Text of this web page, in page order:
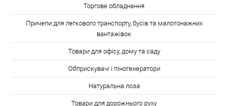
Торгове обладнання
Причепи для легкового транспорту, бусів та малотонажних
вантажівок
Товари для офісу, дому та саду
Обприскувачі і піногенератори
Натуральна лоза
Товари для дорожнього руху